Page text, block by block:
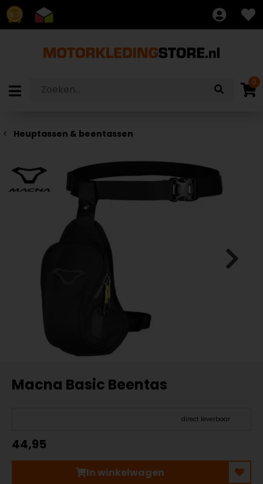
8.7
0
Heuptassen & beentassen
Macna Basic Beentas
direct leverbaar
44,95
In winkelwagen